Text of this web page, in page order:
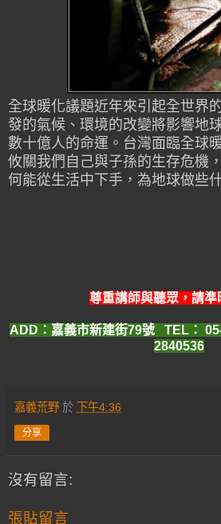
全球暖化議題近年來引起全世界
發的氣候、環境的改變將影響地
數十億人的命運。台灣面臨全球
攸關我們自己與子孫的生存危機
何能從生活中下手，為地球做些
尊重講師與聽眾，請準
ADD：嘉義市新建街79號 TEL：
2840536
嘉義荒野 於 下午4:36
分享
沒有留言:
張貼留言